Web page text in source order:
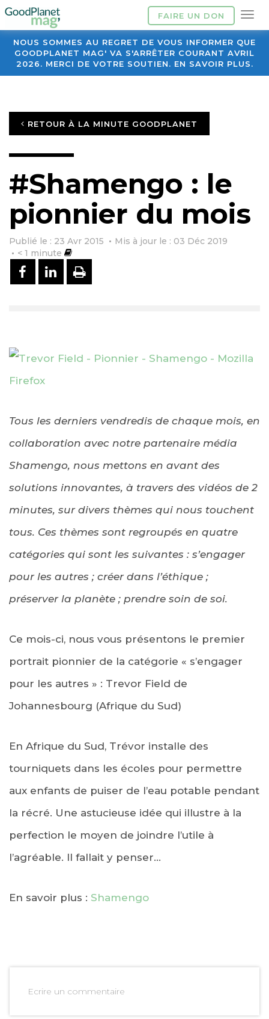
FAIRE UN DON
NOUS SOMMES AU REGRET DE VOUS INFORMER QUE
GOODPLANET MAG' VA S'ARRÊTER COURANT AVRIL
2026. MERCI DE VOTRE SOUTIEN. EN SAVOIR PLUS.
RETOUR À LA MINUTE GOODPLANET
#Shamengo : le
pionnier du mois
Publié le : 23 Avr 2015
Mis à jour le : 03 Déc 2019
< 1 minute
PARTAGER SUR FACEBOOK
PARTAGER SUR LINKEDIN
IMPRIMER
Tous les derniers vendredis de chaque mois, en
collaboration avec notre partenaire média
Shamengo, nous mettons en avant des
solutions innovantes, à travers des vidéos de 2
minutes, sur divers thèmes qui nous touchent
tous. Ces thèmes sont regroupés en quatre
catégories qui sont les suivantes : s’engager
pour les autres ; créer dans l’éthique ;
préserver la planète ; prendre soin de soi.
Ce mois-ci, nous vous présentons le premier
portrait pionnier de la catégorie « s’engager
pour les autres » : Trevor Field de
Johannesbourg (Afrique du Sud)
En Afrique du Sud, Trévor installe des
tourniquets dans les écoles pour permettre
aux enfants de puiser de l’eau potable pendant
la récré. Une astucieuse idée qui illustre à la
perfection le moyen de joindre l’utile à
l’agréable. Il fallait y penser…
En savoir plus : Shamengo
Ecrire un commentaire